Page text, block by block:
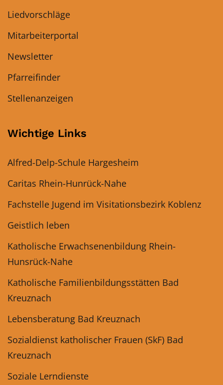
Liedvorschläge
Mitarbeiterportal
Newsletter
Pfarreifinder
Stellenanzeigen
Wichtige Links
Alfred-Delp-Schule Hargesheim
Caritas Rhein-Hunrück-Nahe
Fachstelle Jugend im Visitationsbezirk Koblenz
Geistlich leben
Katholische Erwachsenenbildung Rhein-
Hunsrück-Nahe
Katholische Familienbildungsstätten Bad
Kreuznach
Lebensberatung Bad Kreuznach
Sozialdienst katholischer Frauen (SkF) Bad
Kreuznach
Soziale Lerndienste